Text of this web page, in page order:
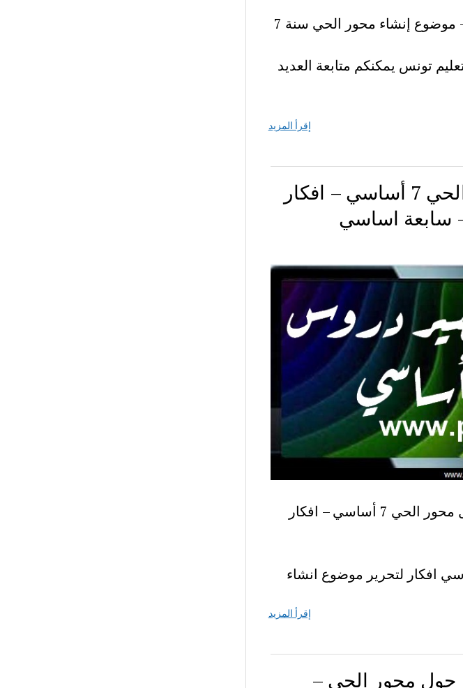
المحور الثالث الحي سابعة أساسي – موضوع إنشاء محور الحي سنة 7
تونس يمكنكم متابعة العديد
إقرأ المزيد
مواضيع انشاء حول محور الحي 7 أساسي – افكار
سابعة اساسي
مواضيع انشاء تعبير وانتاج كتابي حول محور الحي 7 أساسي – افكار
افكار لتحرير موضوع انشاء
إقرأ المزيد
محور الحي –